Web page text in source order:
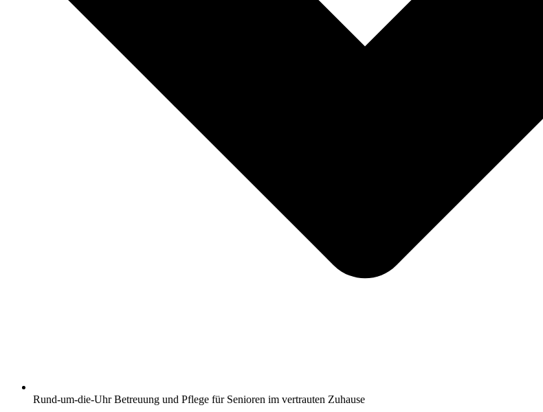
Rund-um-die-Uhr Betreuung und Pflege für Senioren im vertrauten Zuhause